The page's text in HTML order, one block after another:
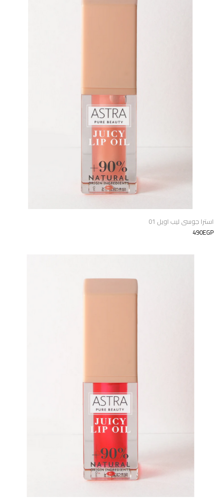
استرا جوسى ليب اويل 01
490EGP